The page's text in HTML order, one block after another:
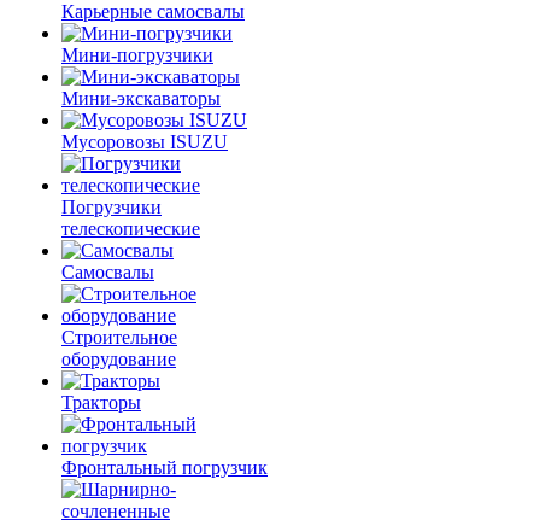
Карьерные самосвалы
Мини-погрузчики
Мини-экскаваторы
Мусоровозы ISUZU
Погрузчики
телескопические
Самосвалы
Строительное
оборудование
Тракторы
Фронтальный погрузчик